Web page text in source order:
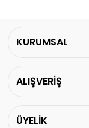
KURUMSAL
ALIŞVERİŞ
ÜYELİK